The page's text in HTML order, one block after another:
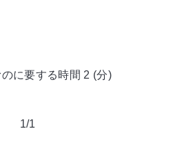
に要する時間 2 (分)
1/1